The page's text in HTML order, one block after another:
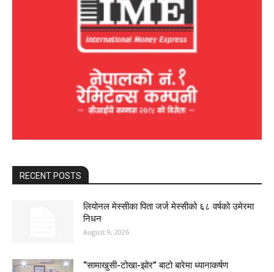
RECENT POSTS
लियोनल मेस्सीका पिता जर्ज मेस्सीको ६८ वर्षको उमेरमा
निधन
August 9, 2026
“सामाखुसी-टोखा-झोर” बाटो बारेमा ध्यानाकर्षण